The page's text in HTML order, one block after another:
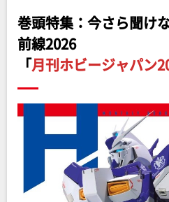
巻頭特集：今さら聞け
前線2026
「月刊ホビージャパン